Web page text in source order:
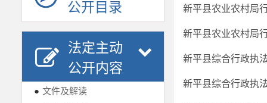
公开目录
法定主动
公开内容
● 文件及解读
新平县农业农村局
新平县农业农村局
新平县综合行政执
新平县综合行政执